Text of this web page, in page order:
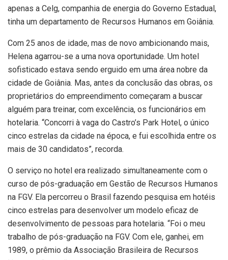
apenas a Celg, companhia de energia do Governo Estadual,
tinha um departamento de Recursos Humanos em Goiânia.
Com 25 anos de idade, mas de novo ambicionando mais,
Helena agarrou-se a uma nova oportunidade. Um hotel
sofisticado estava sendo erguido em uma área nobre da
cidade de Goiânia. Mas, antes da conclusão das obras, os
proprietários do empreendimento começaram a buscar
alguém para treinar, com excelência, os funcionários em
hotelaria. “Concorri à vaga do Castro’s Park Hotel, o único
cinco estrelas da cidade na época, e fui escolhida entre os
mais de 30 candidatos”, recorda.
O serviço no hotel era realizado simultaneamente com o
curso de pós-graduação em Gestão de Recursos Humanos
na FGV. Ela percorreu o Brasil fazendo pesquisa em hotéis
cinco estrelas para desenvolver um modelo eficaz de
desenvolvimento de pessoas para hotelaria. “Foi o meu
trabalho de pós-graduação na FGV. Com ele, ganhei, em
1989, o prêmio da Associação Brasileira de Recursos